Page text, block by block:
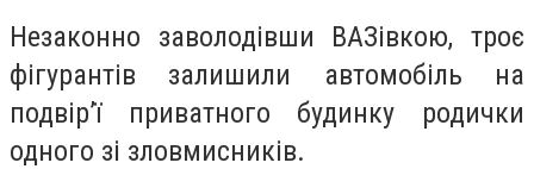
Незаконно заволодівши ВАЗівкою, троє
фігурантів залишили автомобіль на
подвір’ї приватного будинку родички
одного зі зловмисників.